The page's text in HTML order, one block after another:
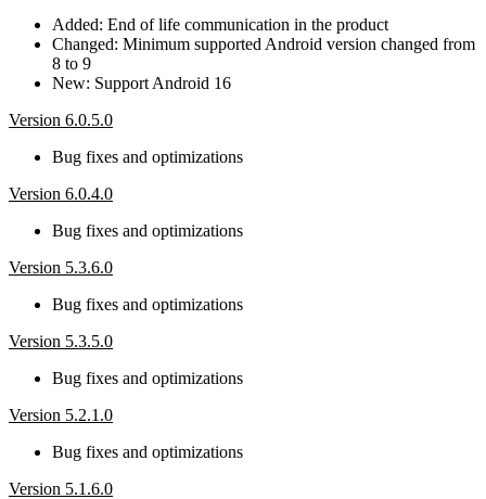
Added: End of life communication in the product
Changed: Minimum supported Android version changed from
8 to 9
New: Support Android 16
Version 6.0.5.0
Bug fixes and optimizations
Version 6.0.4.0
Bug fixes and optimizations
Version 5.3.6.0
Bug fixes and optimizations
Version 5.3.5.0
Bug fixes and optimizations
Version 5.2.1.0
Bug fixes and optimizations
Version 5.1.6.0